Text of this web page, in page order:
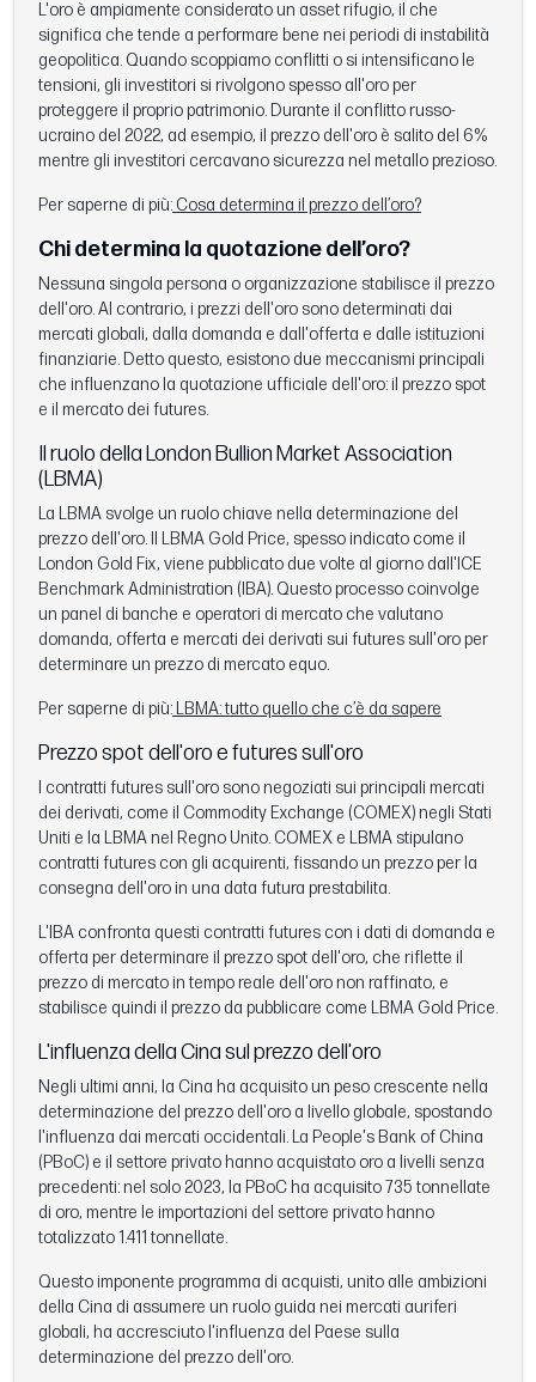
L'oro è ampiamente considerato un asset rifugio, il che
significa che tende a performare bene nei periodi di instabilità
geopolitica. Quando scoppiamo conflitti o si intensificano le
tensioni, gli investitori si rivolgono spesso all'oro per
proteggere il proprio patrimonio. Durante il conflitto russo-
ucraino del 2022, ad esempio, il prezzo dell'oro è salito del 6%
mentre gli investitori cercavano sicurezza nel metallo prezioso.
Per saperne di più: Cosa determina il prezzo dell’oro?
Chi determina la quotazione dell’oro?
Nessuna singola persona o organizzazione stabilisce il prezzo
dell'oro. Al contrario, i prezzi dell'oro sono determinati dai
mercati globali, dalla domanda e dall'offerta e dalle istituzioni
finanziarie. Detto questo, esistono due meccanismi principali
che influenzano la quotazione ufficiale dell'oro: il prezzo spot
e il mercato dei futures.
Il ruolo della London Bullion Market Association
(LBMA)
La LBMA svolge un ruolo chiave nella determinazione del
prezzo dell'oro. Il LBMA Gold Price, spesso indicato come il
London Gold Fix, viene pubblicato due volte al giorno dall'ICE
Benchmark Administration (IBA). Questo processo coinvolge
un panel di banche e operatori di mercato che valutano
domanda, offerta e mercati dei derivati sui futures sull'oro per
determinare un prezzo di mercato equo.
Per saperne di più: LBMA: tutto quello che c’è da sapere
Prezzo spot dell'oro e futures sull'oro
I contratti futures sull'oro sono negoziati sui principali mercati
dei derivati, come il Commodity Exchange (COMEX) negli Stati
Uniti e la LBMA nel Regno Unito. COMEX e LBMA stipulano
contratti futures con gli acquirenti, fissando un prezzo per la
consegna dell'oro in una data futura prestabilita.
L'IBA confronta questi contratti futures con i dati di domanda e
offerta per determinare il prezzo spot dell'oro, che riflette il
prezzo di mercato in tempo reale dell'oro non raffinato, e
stabilisce quindi il prezzo da pubblicare come LBMA Gold Price.
L'influenza della Cina sul prezzo dell'oro
Negli ultimi anni, la Cina ha acquisito un peso crescente nella
determinazione del prezzo dell'oro a livello globale, spostando
l'influenza dai mercati occidentali. La People's Bank of China
(PBoC) e il settore privato hanno acquistato oro a livelli senza
precedenti: nel solo 2023, la PBoC ha acquisito 735 tonnellate
di oro, mentre le importazioni del settore privato hanno
totalizzato 1.411 tonnellate.
Questo imponente programma di acquisti, unito alle ambizioni
della Cina di assumere un ruolo guida nei mercati auriferi
globali, ha accresciuto l'influenza del Paese sulla
determinazione del prezzo dell'oro.